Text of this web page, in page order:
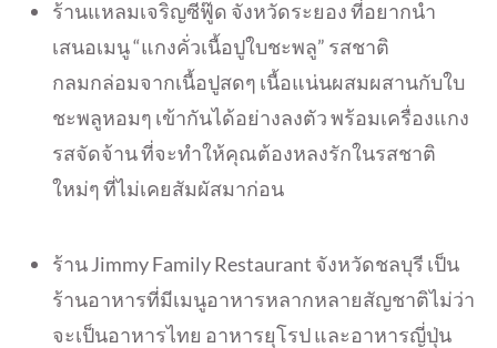
ร้านแหลมเจริญซีฟู๊ด จังหวัดระยอง ที่อยากนำ
เสนอเมนู “แกงคั่วเนื้อปูใบชะพลู” รสชาติ
กลมกล่อมจากเนื้อปูสดๆ เนื้อแน่นผสมผสานกับใบ
ชะพลูหอมๆ เข้ากันได้อย่างลงตัว พร้อมเครื่องแกง
รสจัดจ้าน ที่จะทำให้คุณต้องหลงรักในรสชาติ
ใหม่ๆ ที่ไม่เคยสัมผัสมาก่อน
ร้าน Jimmy Family Restaurant จังหวัดชลบุรี เป็น
ร้านอาหารที่มีเมนูอาหารหลากหลายสัญชาติไม่ว่า
จะเป็นอาหารไทย อาหารยุโรป และอาหารญี่ปุ่น